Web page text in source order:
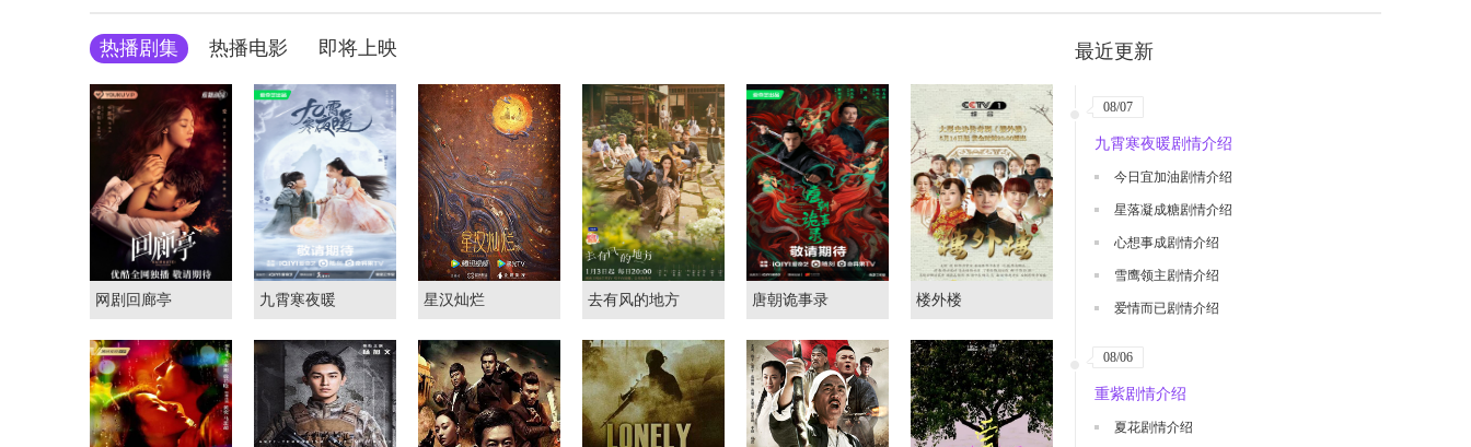
热播剧集 热播电影 即将上映
网剧回廊亭 九霄寒夜暖 星汉灿烂 去有风的地方 唐朝诡事录 楼外楼
最近更新
08/07
九霄寒夜暖剧情介绍
今日宜加油剧情介绍
星落凝成糖剧情介绍
心想事成剧情介绍
雪鹰领主剧情介绍
爱情而已剧情介绍
08/06
重紫剧情介绍
夏花剧情介绍